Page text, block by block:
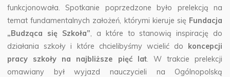
funkcjonowała. Spotkanie poprzedzone było prelekcją na
temat fundamentalnych założeń, którymi kieruje się Fundacja
„Budząca się Szkoła”, a które to stanowią inspirację do
działania szkoły i które chcielibyśmy wcielić do koncepcji
pracy szkoły na najbliższe pięć lat. W trakcie prelekcji
omawiany był wyjazd nauczycieli na Ogólnopolską